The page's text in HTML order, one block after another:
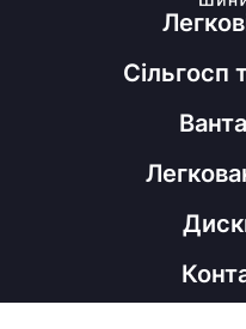
Сільгосп